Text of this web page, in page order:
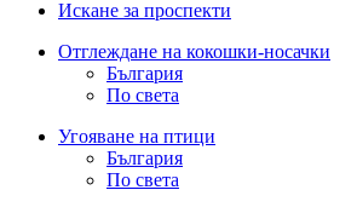
Искане за проспекти
Отглеждане на кокошки-носачки
България
По света
Угояване на птици
България
По света